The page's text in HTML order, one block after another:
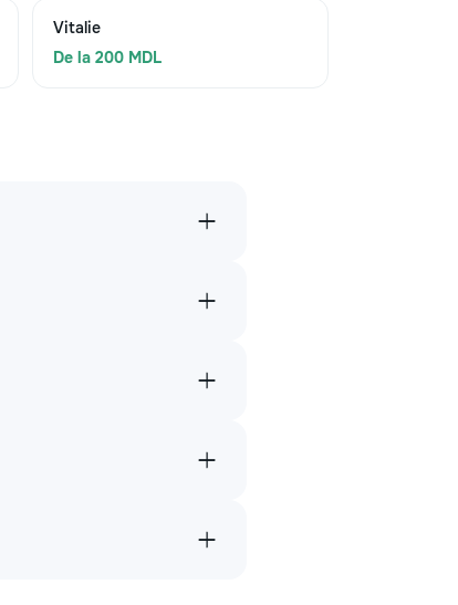
Vitalie
De la 200 MDL